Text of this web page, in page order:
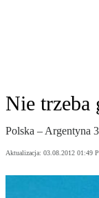
Nie trzeba
Polska – Argentyna
Aktualizacja: 03.08.2012 01:49